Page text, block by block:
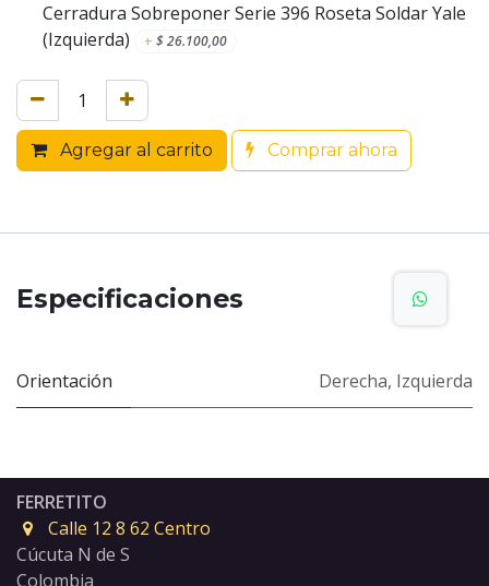
Cerradura Sobreponer Serie 396 Roseta Soldar Yale
(Izquierda)
+ $26.100,00
Agregar al carrito Comprar ahora
Especificaciones
Orientación Derecha, Izquierda
FERRETITO
Calle 12 8 62 Centro
Cúcuta N de S
Colombia